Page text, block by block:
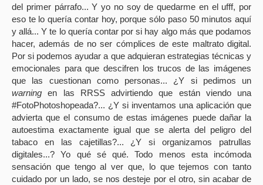
del primer párrafo... Y yo no soy de quedarme en el ufff, por
eso te lo quería contar hoy, porque sólo paso 50 minutos aquí
y allá... Y te lo quería contar por si hay algo más que podamos
hacer, además de no ser cómplices de este maltrato digital.
Por si podemos ayudar a que adquieran estrategias técnicas y
emocionales para que descifren los trucos de las imágenes
que las cuestionan como personas... ¿Y si pedimos un
warning en las RRSS advirtiendo que están viendo una
#FotoPhotoshopeada?... ¿Y si inventamos una aplicación que
advierta que el consumo de estas imágenes puede dañar la
autoestima exactamente igual que se alerta del peligro del
tabaco en las cajetillas?... ¿Y si organizamos patrullas
digitales...? Yo qué sé qué. Todo menos esta incómoda
sensación que tengo al ver que, lo que tejemos con tanto
cuidado por un lado, se nos desteje por el otro, sin acabar de